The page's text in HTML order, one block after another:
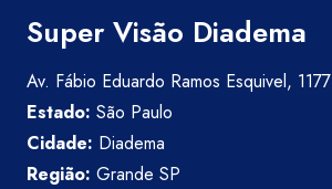
Super Visão Diadema
Av. Fábio Eduardo Ramos Esquivel, 1177
Estado: São Paulo
Cidade: Diadema
Região: Grande SP